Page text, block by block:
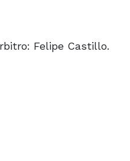
Felipe Castillo.